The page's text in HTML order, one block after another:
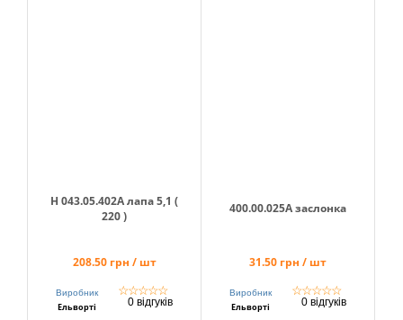
Н 043.05.402А лапа 5,1 (
220 )
208.50 грн / шт
Виробник
Ельворті
☆☆☆☆☆
0 відгуків
400.00.025А заслонка
31.50 грн / шт
Виробник
Ельворті
☆☆☆☆☆
0 відгуків